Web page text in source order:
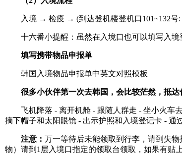
入境 → 检疫 → (到达登机楼登机口101~132号:
十六番小提醒：虽然在入境口也可以填写入境
填写携带物品申报单
韩国入境物品申报单中英文对照模板
很多小伙伴第一次去韩国，会比较茫然，抵达
飞机降落 - 离开机舱 - 跟随人群走 - 坐小火车去
摘下帽子和太阳眼镜 - 出示护照和入境登记卡 -
注意： 万一等待后未能领取到行李，请到失
物）请到1层入境口指定的领取台领取，如果有贴